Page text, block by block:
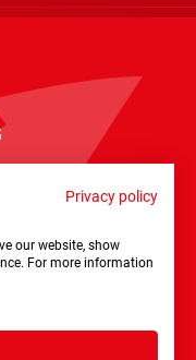
Privacy policy
our website, show
For more information